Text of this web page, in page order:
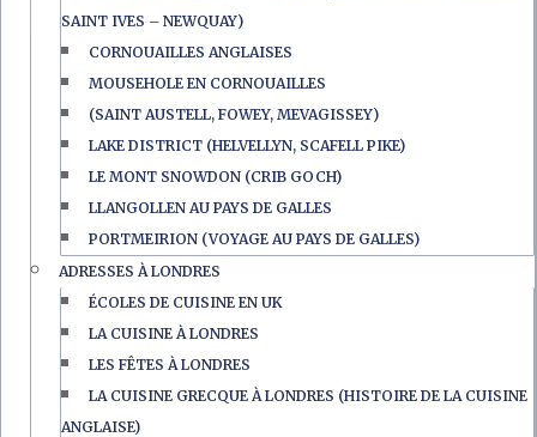
SAINT IVES – NEWQUAY)
CORNOUAILLES ANGLAISES
MOUSEHOLE EN CORNOUAILLES
(SAINT AUSTELL, FOWEY, MEVAGISSEY)
LAKE DISTRICT (HELVELLYN, SCAFELL PIKE)
LE MONT SNOWDON (CRIB GOCH)
LLANGOLLEN AU PAYS DE GALLES
PORTMEIRION (VOYAGE AU PAYS DE GALLES)
ADRESSES À LONDRES
ÉCOLES DE CUISINE EN UK
LA CUISINE À LONDRES
LES FÊTES À LONDRES
LA CUISINE GRECQUE À LONDRES (HISTOIRE DE LA CUISINE
ANGLAISE)